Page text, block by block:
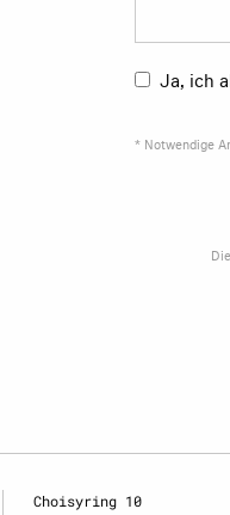
Ja, ich
* Notwendige
Choisyring 10